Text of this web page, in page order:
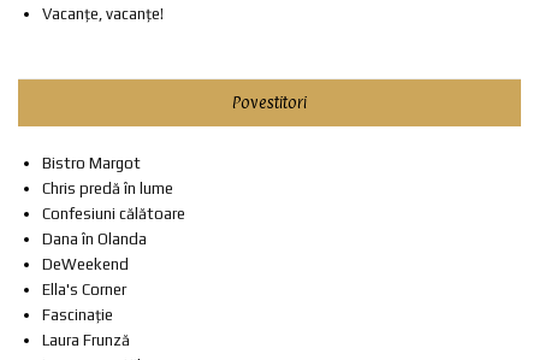
Vacanțe, vacanțe!
Povestitori
Bistro Margot
Chris predă în lume
Confesiuni călătoare
Dana în Olanda
DeWeekend
Ella's Corner
Fascinație
Laura Frunză